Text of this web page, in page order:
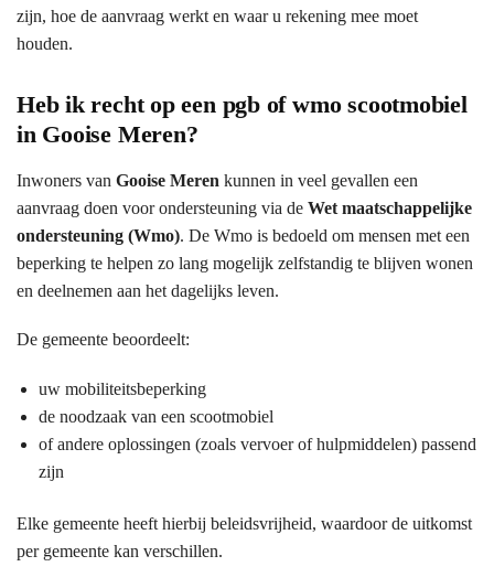
zijn, hoe de aanvraag werkt en waar u rekening mee moet
houden.
Heb ik recht op een pgb of wmo scootmobiel
in Gooise Meren?
Inwoners van Gooise Meren kunnen in veel gevallen een
aanvraag doen voor ondersteuning via de Wet maatschappelijke
ondersteuning (Wmo). De Wmo is bedoeld om mensen met een
beperking te helpen zo lang mogelijk zelfstandig te blijven wonen
en deelnemen aan het dagelijks leven.
De gemeente beoordeelt:
uw mobiliteitsbeperking
de noodzaak van een scootmobiel
of andere oplossingen (zoals vervoer of hulpmiddelen) passend
zijn
Elke gemeente heeft hierbij beleidsvrijheid, waardoor de uitkomst
per gemeente kan verschillen.